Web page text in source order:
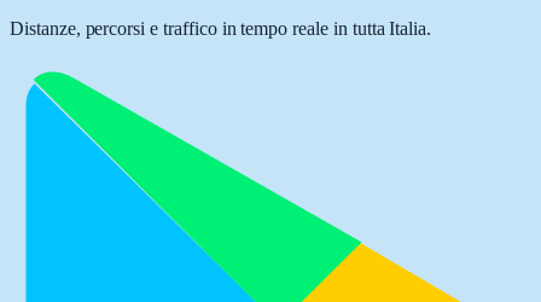
Distanze, percorsi e traffico in tempo reale in tutta Italia.